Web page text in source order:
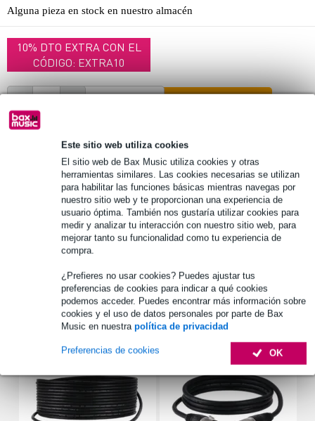
Este sitio web utiliza cookies
El sitio web de Bax Music utiliza cookies y otras
herramientas similares. Las cookies necesarias se utilizan
para habilitar las funciones básicas mientras navegas por
nuestro sitio web y te proporcionan una experiencia de
usuario óptima. También nos gustaría utilizar cookies para
medir y analizar tu interacción con nuestro sitio web, para
mejorar tanto su funcionalidad como tu experiencia de
compra.
¿Prefieres no usar cookies? Puedes ajustar tus
preferencias de cookies para indicar a qué cookies
podemos acceder. Puedes encontrar más información sobre
cookies y el uso de datos personales por parte de Bax
Music en nuestra política de privacidad
OK
Preferencias de cookies
Alguna pieza en stock en nuestro almacén
10% DTO EXTRA CON EL
CÓDIGO: EXTRA10
Más de 48.000 artículos en stock
1.250 marcas líderes
Información del producto
Especificaciones completas
Accesorios (8)